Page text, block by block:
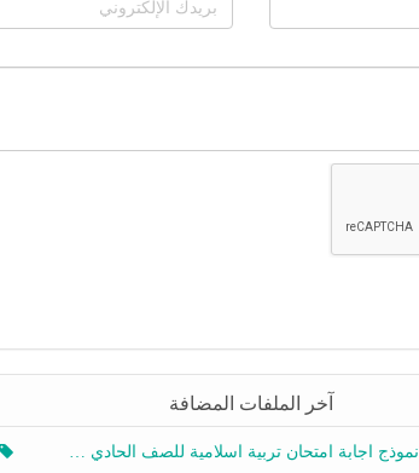
آخر الملفات المضافة
نموذج اجابة امتحان تربية اسلامية للصف الحادي عشر الفصل الثاني 2025-2026